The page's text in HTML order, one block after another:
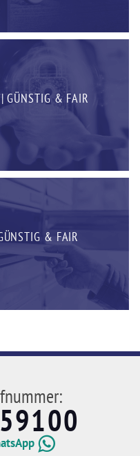
GÜNSTIG & FAIR
& FAIR